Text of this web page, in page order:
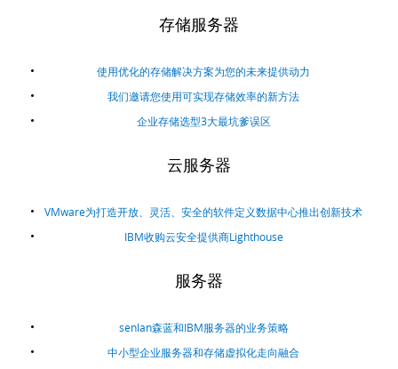
存储服务器
使用优化的存储解决方案为您的未来提供动力
我们邀请您使用可实现存储效率的新方法
企业存储选型3大最坑爹误区
云服务器
VMware为打造开放、灵活、安全的软件定义数据中心推出创新技术
IBM收购云安全提供商Lighthouse
服务器
senlan森蓝和IBM服务器的业务策略
中小型企业服务器和存储虚拟化走向融合